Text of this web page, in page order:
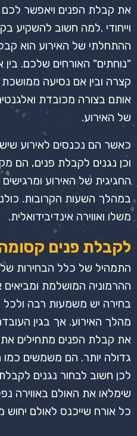
את קבלת הפנים ויאפשר לכם
וייחודי .למה חשוב להשקיע
ההתחלתי של האירוע הוא
"נוחתים" האורחים שלכם.
קצרה ובין אם נסיעה
אותם בצורה מכובדת
של האירוע.
כאשר הם נכנסים לאירוע
וכן נגנים לקבלת פנים, הם
החגיגית של האירוע
במהלך השעות הקרובות.
משלו ואווירה אינדיבידואלית.
לקבלת פנים
התמהיל של כלל הבחירות של
ההרמוניה המושלמת
בחירה יש משמעות רבה ולכל
מהלך האירוע. אך בגין
את קבלת הפנים מתחילים
גדולה יותר. הם משמשים כמו
לכן חשוב לבחור נגנים
שימלאו את האולם באווירה
כל אורח שייכנס לאולם